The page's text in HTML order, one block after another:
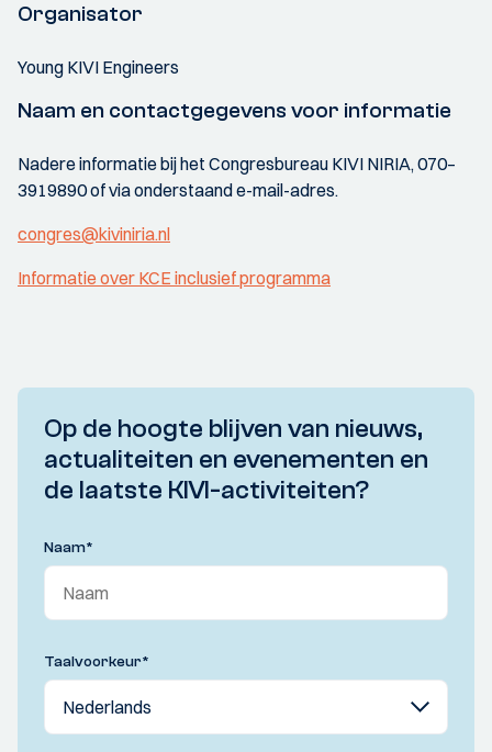
Organisator
Young KIVI Engineers
Naam en contactgegevens voor informatie
Nadere informatie bij het Congresbureau KIVI NIRIA, 070–
3919890 of via onderstaand e-mail-adres.
congres@kiviniria.nl
Informatie over KCE inclusief programma
Op de hoogte blijven van nieuws,
actualiteiten en evenementen en
de laatste KIVI-activiteiten?
Naam*
Taalvoorkeur*